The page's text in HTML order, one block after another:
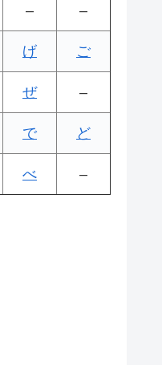
– –
げ ご
ぜ –
で ど
べ –